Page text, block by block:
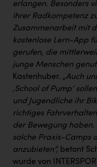
erlangen. Besonders
ihrer Radkompetenz
Zusammenarbeit mit
kostenlose Lern-App
gerufen, die
junge Menschen
Kastenhuber. „Auch
‚School of Pump‘
und Jugendliche ihr
richtiges
der Bewegung haben.
solche Praxis-Camps
anzubieten“, betont
wurde von